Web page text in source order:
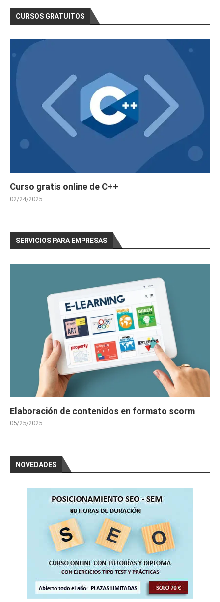
CURSOS GRATUITOS
Curso gratis online de C++
02/24/2025
SERVICIOS PARA EMPRESAS
Elaboración de contenidos en formato scorm
05/25/2025
NOVEDADES